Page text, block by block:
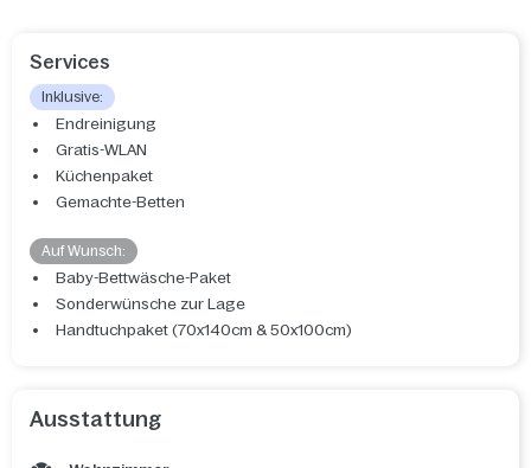
Services
Inklusive:
Endreinigung
Gratis-WLAN
Küchenpaket
Gemachte-Betten
Auf Wunsch:
Baby-Bettwäsche-Paket
Sonderwünsche zur Lage
Handtuchpaket (70x140cm & 50x100cm)
Ausstattung